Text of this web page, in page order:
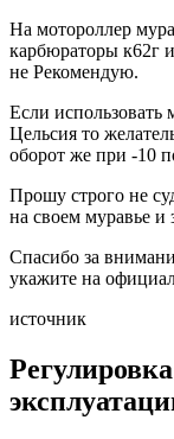
На мотороллер
карбюраторы к62г
не Рекомендую.
Если использовать
Цельсия то
оборот же при -10
Прошу строго не
на своем муравье и
Спасибо за
укажите на
источник